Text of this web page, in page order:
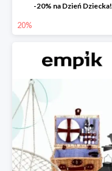
-20% na Dzień Dziecka!
20%